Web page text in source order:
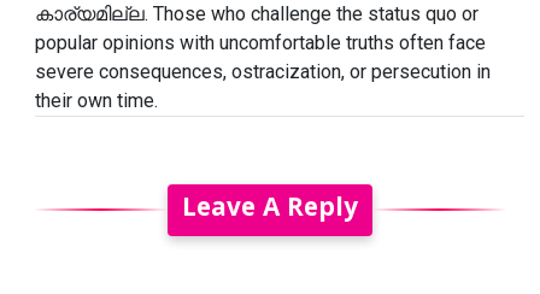
കാര്യമില്ല. Those who challenge the status quo or
popular opinions with uncomfortable truths often face
severe consequences, ostracization, or persecution in
their own time.
Leave A Reply